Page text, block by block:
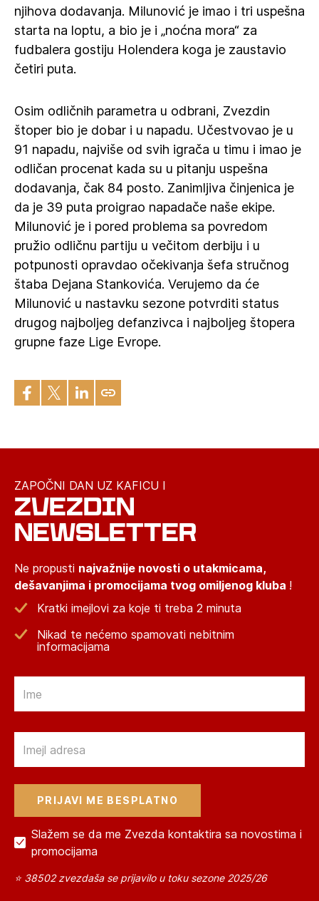
njihova dodavanja. Milunović je imao i tri uspešna
starta na loptu, a bio je i „noćna mora“ za
fudbalera gostiju Holendera koga je zaustavio
četiri puta.
Osim odličnih parametra u odbrani, Zvezdin
štoper bio je dobar i u napadu. Učestvovao je u
91 napadu, najviše od svih igrača u timu i imao je
odličan procenat kada su u pitanju uspešna
dodavanja, čak 84 posto. Zanimljiva činjenica je
da je 39 puta proigrao napadače naše ekipe.
Milunović je i pored problema sa povredom
pružio odličnu partiju u večitom derbiju i u
potpunosti opravdao očekivanja šefa stručnog
štaba Dejana Stankovića. Verujemo da će
Milunović u nastavku sezone potvrditi status
drugog najboljeg defanzivca i najboljeg štopera
grupne faze Lige Evrope.
ZAPOČNI DAN UZ KAFICU I
ZVEZDIN
NEWSLETTER
Ne propusti najvažnije novosti o utakmicama,
dešavanjima i promocijama tvog omiljenog kluba !
Kratki imejlovi za koje ti treba 2 minuta
Nikad te nećemo spamovati nebitnim
informacijama
Slažem se da me Zvezda kontaktira sa novostima i
promocijama
⭐ 38502 zvezdaša se prijavilo u toku sezone 2025/26